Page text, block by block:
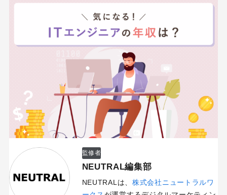
監修者
NEUTRAL編集部
NEUTRALは、 株式会社ニュートラルワ